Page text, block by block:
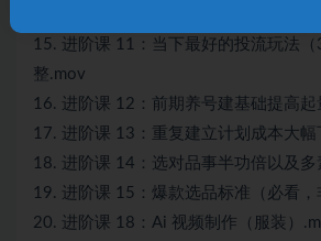
15. 进阶课 11：当下最好的投流玩法（
整.mov
16. 进阶课 12：前期养号建基础提高起
17. 进阶课 13：重复建立计划成本大幅
18. 进阶课 14：选对品事半功倍以及
19. 进阶课 15：爆款选品标准（必看
20. 进阶课 18：Ai 视频制作（服装）